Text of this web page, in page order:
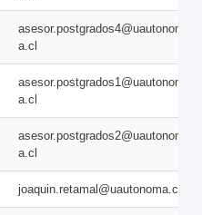
asesor.postgrados4@uautonom
a.cl
asesor.postgrados1@uautonom
a.cl
asesor.postgrados2@uautonom
a.cl
joaquin.retamal@uautonoma.cl